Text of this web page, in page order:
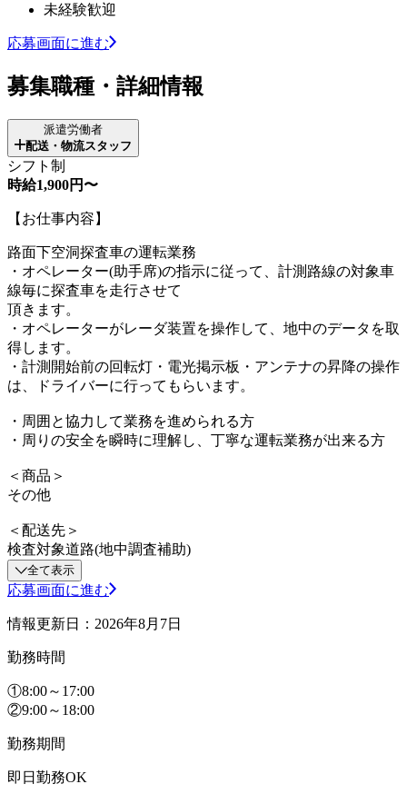
未経験歓迎
応募画面に進む
募集職種・詳細情報
派遣労働者
配送・物流スタッフ
シフト制
時給1,900円〜
【お仕事内容】
路面下空洞探査車の運転業務
・オペレーター(助手席)の指示に従って、計測路線の対象車
線毎に探査車を走行させて
頂きます。
・オペレーターがレーダ装置を操作して、地中のデータを取
得します。
・計測開始前の回転灯・電光掲示板・アンテナの昇降の操作
は、ドライバーに行ってもらいます。
・周囲と協力して業務を進められる方
・周りの安全を瞬時に理解し、丁寧な運転業務が出来る方
＜商品＞
その他
＜配送先＞
検査対象道路(地中調査補助)
全て表示
応募画面に進む
情報更新日：2026年8月7日
勤務時間
①8:00～17:00
②9:00～18:00
勤務期間
即日勤務OK